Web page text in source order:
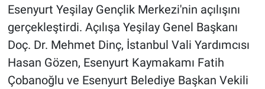
Esenyurt Yeşilay Gençlik Merkezi'nin açılışını
gerçekleştirdi. Açılışa Yeşilay Genel Başkanı
Doç. Dr. Mehmet Dinç, İstanbul Vali Yardımcısı
Hasan Gözen, Esenyurt Kaymakamı Fatih
Çobanoğlu ve Esenyurt Belediye Başkan Vekili